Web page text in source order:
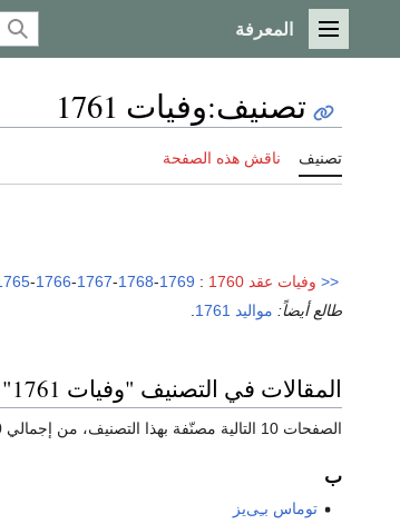
القائمة الرئيسية
المعرفة
تصنيف:وفيات 1761
تصنيف ناقش هذه الصفحة
<< وفيات عقد 1760 :
-1766-1767-1768-1769
طالع أيضاً: مواليد 1761
المقالات في التصنيف "وفيات 1761"
الصفحات 10 التالية مصنّفة بهذا التصنيف، من إجمالي 10.
ب
توماس بـِى‌يز